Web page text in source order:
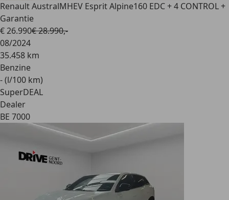
Renault AustralMHEV Esprit Alpine160 EDC + 4 CONTROL +
Garantie
€ 26.990€ 28.990,-
08/2024
35.458 km
Benzine
- (l/100 km)
SuperDEAL
Dealer
BE 7000